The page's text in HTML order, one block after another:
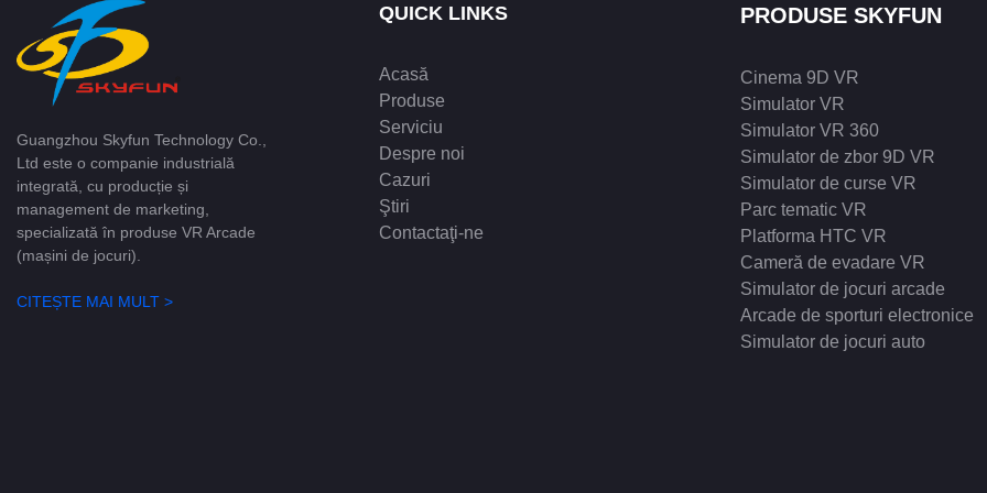
hardware-ului, rafinamente
și fiabilă. Această evidență a
un etos centrat pe client, bazat
care parteneriatele pe termen
comunității au prioritate față de
reparații imediate .
Guangzhou Skyfun Technology Co.,
Ltd este o companie industrială
integrată, cu producție și
management de marketing,
specializată în produse VR Arcade
(mașini de jocuri).
CITEȘTE MAI MULT >
QUICK LINKS
Acasă
Produse
Serviciu
Despre noi
Cazuri
Ştiri
Contactaţi-ne
PRODUSE SKYFUN
Cinema 9D VR
Simulator VR
Simulator VR 360
Simulator de zbor 9D VR
Simulator de curse VR
Parc tematic VR
Platforma HTC VR
Cameră de evadare VR
Simulator de jocuri arcade
Arcade de sporturi electronice
Simulator de jocuri auto